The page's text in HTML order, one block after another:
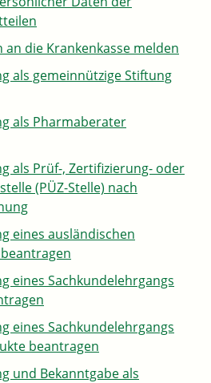
an die Krankenkasse melden
als gemeinnützige Stiftung
als Pharmaberater
als Prüf-, Zertifizierung- oder
(PÜZ-Stelle) nach
eines ausländischen
eines Sachkundelehrgangs
eines Sachkundelehrgangs
beantragen
und Bekanntgabe als